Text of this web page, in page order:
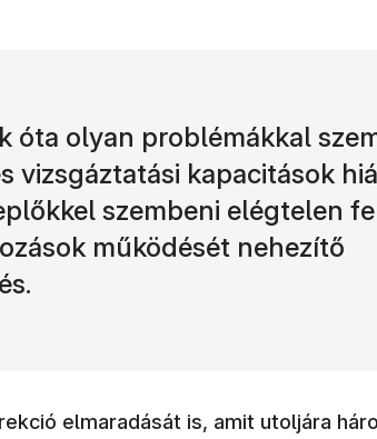
óta olyan problémákkal
vizsgáztatási kapacitások
szembeni elégtelen
működését nehezítő
elmaradását is, amit utoljára